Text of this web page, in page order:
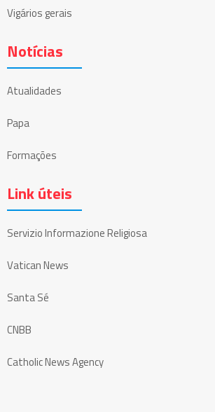
Vigários gerais
Notícias
Atualidades
Papa
Formações
Link úteis
Servizio Informazione Religiosa
Vatican News
Santa Sé
CNBB
Catholic News Agency